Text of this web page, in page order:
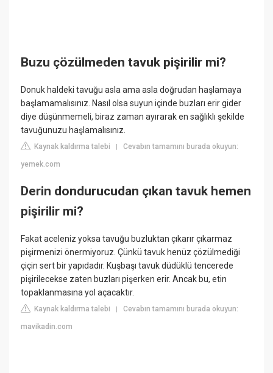
Buzu çözülmeden tavuk pişirilir mi?
Donuk haldeki tavuğu asla ama asla doğrudan haşlamaya
başlamamalısınız. Nasıl olsa suyun içinde buzları erir gider
diye düşünmemeli, biraz zaman ayırarak en sağlıklı şekilde
tavuğunuzu haşlamalısınız.
Kaynak kaldırma talebi |Cevabın tamamını burada okuyun:
yemek.com
Derin dondurucudan çıkan tavuk hemen
pişirilir mi?
Fakat aceleniz yoksa tavuğu buzluktan çıkarır çıkarmaz
pişirmenizi önermiyoruz. Çünkü tavuk henüz çözülmediği
çiçin sert bir yapıdadır. Kuşbaşı tavuk düdüklü tencerede
pişirilecekse zaten buzları pişerken erir. Ancak bu, etin
topaklanmasına yol açacaktır.
Kaynak kaldırma talebi |Cevabın tamamını burada okuyun:
mavikadin.com